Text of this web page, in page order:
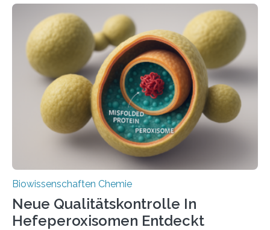
Biowissenschaften Chemie
Neue Qualitätskontrolle In
Hefeperoxisomen Entdeckt